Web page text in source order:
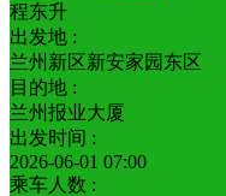
程东升
出发地 :
兰州新区新安家园东区
目的地 :
兰州报业大厦
出发时间 :
2026-06-01 07:00
乘车人数 :